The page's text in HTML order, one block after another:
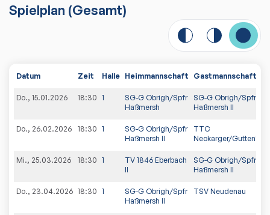
Spielplan (Gesamt)
Datum Zeit Halle Heimmannschaft Gastmannschaft
Do., 15.01.2026 18:30 1
SG-G Obrigh/Spfr
Haßmersh
SG-G Obrigh/Spfr
Haßmersh II
Do., 26.02.2026 18:30 1
SG-G Obrigh/Spfr
Haßmersh II
TTC
Neckarger/
Mi., 25.03.2026 18:30 1
TV 1846 Eberbach
II
SG-G Obrigh/Spfr
Haßmersh II
Do., 23.04.2026 18:30 1
SG-G Obrigh/Spfr
Haßmersh II
TSV Neudenau